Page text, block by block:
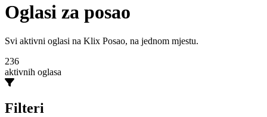
Oglasi za posao
Svi aktivni oglasi na Klix Posao, na jednom mjestu.
236
aktivnih oglasa
Filteri